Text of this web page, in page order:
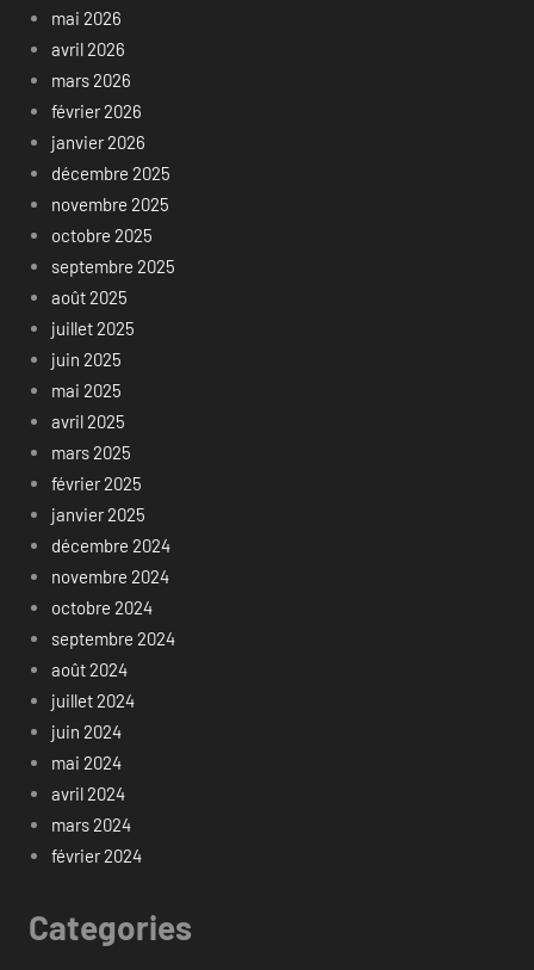
mai 2026
avril 2026
mars 2026
février 2026
janvier 2026
décembre 2025
novembre 2025
octobre 2025
septembre 2025
août 2025
juillet 2025
juin 2025
mai 2025
avril 2025
mars 2025
février 2025
janvier 2025
décembre 2024
novembre 2024
octobre 2024
septembre 2024
août 2024
juillet 2024
juin 2024
mai 2024
avril 2024
mars 2024
février 2024
Categories